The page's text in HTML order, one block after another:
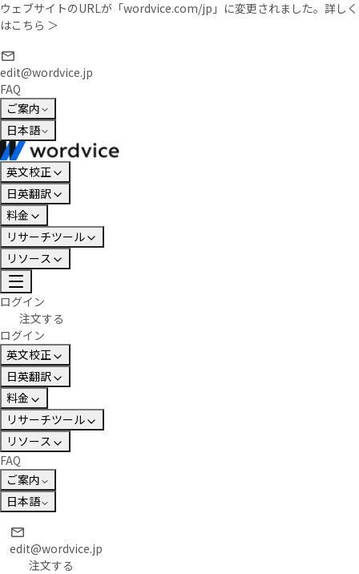
ウェブサイトのURLが「wordvice.com/jp」に変更されました。 詳しく
はこちら ＞
edit@wordvice.jp
FAQ
ご案内
日本語
英文校正
日英翻訳
料金
リサーチツール
リソース
ログイン
注文する
ログイン
英文校正
日英翻訳
料金
リサーチツール
リソース
FAQ
ご案内
日本語
edit@wordvice.jp
注文する